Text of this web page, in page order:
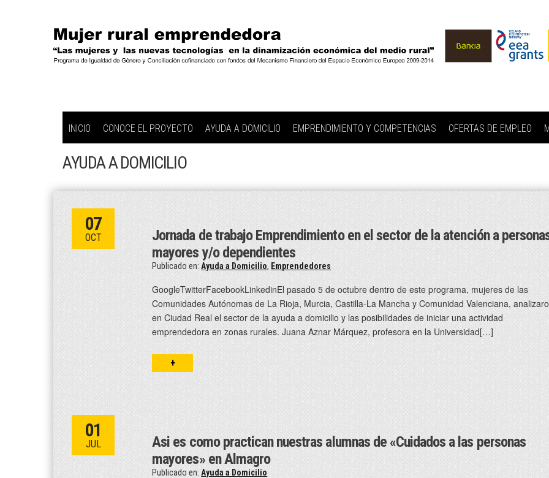
INICIO CONOCE EL PROYECTO AYUDA A DOMICILIO EMPRENDIMIENTO Y COMPETENCIAS OFERTAS DE EMPLEO
AYUDA A DOMICILIO
07
OCT
Jornada de trabajo Emprendimiento en el sector de la atención a
mayores y/o dependientes
Publicado en:Ayuda a Domicilio, Emprendedores
GoogleTwitterFacebookLinkedinEl pasado 5 de octubre dentro de este programa, mujeres de las
Comunidades Autónomas de La Rioja, Murcia, Castilla-La Mancha y Comunidad Valenciana,
en Ciudad Real el sector de la ayuda a domicilio y las posibilidades de iniciar una actividad
emprendedora en zonas rurales. Juana Aznar Márquez, profesora en la Universidad[…]
+
01
JUL
Asi es como practican nuestras alumnas de «Cuidados a las personas
mayores» en Almagro
Publicado en:Ayuda a Domicilio